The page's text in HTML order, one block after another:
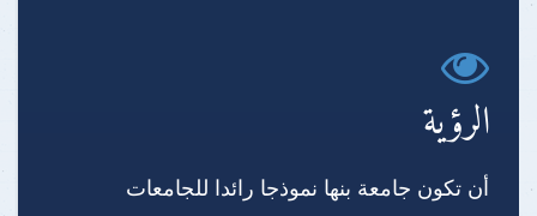
الرؤية
أن تكون جامعة بنها نموذجا رائدا للجامعات